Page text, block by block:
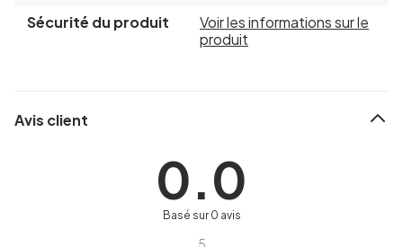
Sécurité du produit
Voir les informations sur le
produit
Avis client
0.0
Basé sur 0 avis
5